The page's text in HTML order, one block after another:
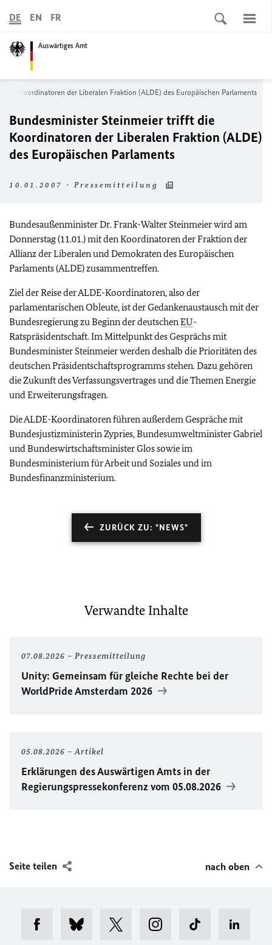
Auswärtiges Amt
DE EN FR
die Koordinatoren der Liberalen Fraktion (ALDE) des Europäischen Parlaments
Bundesminister Steinmeier trifft die
Koordinatoren der Liberalen Fraktion (ALDE)
des Europäischen Parlaments
10.01.2007 - Pressemitteilung
Bundesaußenminister Dr. Frank-Walter Steinmeier wird am
Donnerstag (11.01.) mit den Koordinatoren der Fraktion der
Allianz der Liberalen und Demokraten des Europäischen
Parlaments (ALDE) zusammentreffen.
Ziel der Reise der ALDE-Koordinatoren, also der
parlamentarischen Obleute, ist der Gedankenaustausch mit der
Bundesregierung zu Beginn der deutschenEU-
Ratspräsidentschaft. Im Mittelpunkt des Gesprächs mit
Bundesminister Steinmeier werden deshalb die Prioritäten des
deutschen Präsidentschaftsprogramms stehen. Dazu gehören
die Zukunft des Verfassungsvertrages und die Themen Energie
und Erweiterungsfragen.
Die ALDE-Koordinatoren führen außerdem Gespräche mit
Bundesjustizministerin Zypries, Bundesumweltminister Gabriel
und Bundeswirtschaftsminister Glos sowie im
Bundesministerium für Arbeit und Soziales und im
Bundesfinanzministerium.
ZURÜCK ZU: "NEWS"
Verwandte Inhalte
07.08.2026 Pressemitteilung
Unity: Gemeinsam für gleiche Rechte bei der
WorldPrideAmsterdam 2026
05.08.2026 Artikel
Erklärungen des Auswärtigen Amts in der
Regierungspressekonferenz vom 05.08.2026
Seite teilen nach oben